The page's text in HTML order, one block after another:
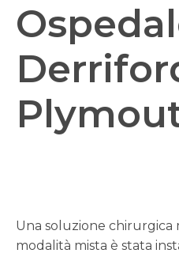
Una soluzione chirurgica
modalità mista è stata